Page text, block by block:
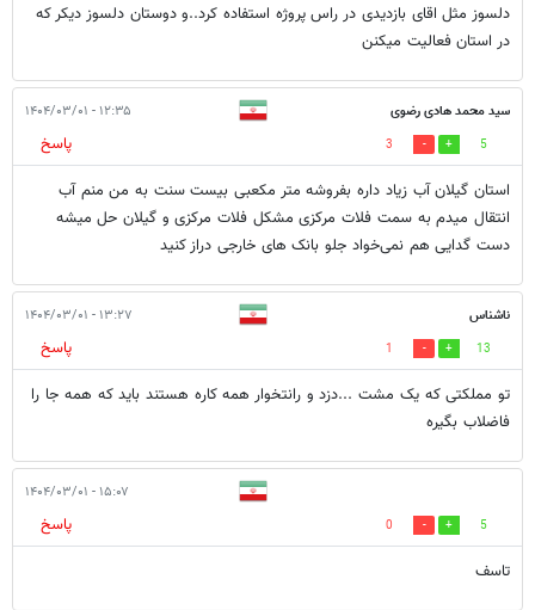
دلسوز مثل اقای بازدیدی در راس پروژه استفاده کرد..و دوستان دلسوز دیکر که
در استان فعالیت میکنن
سید محمد هادی رضوی ۱۲:۳۵ - ۱۴۰۴/۰۳/۰۱
5
3
پاسخ
استان گیلان آب زیاد داره بفروشه متر مکعبی بیست سنت به من منم آب
انتقال میدم به سمت فلات مرکزی مشکل فلات مرکزی و گیلان حل میشه
‌دست گدایی هم نمی‌خواد جلو بانک های خارجی دراز کنید
ناشناس ۱۳:۲۷ - ۱۴۰۴/۰۳/۰۱
13
1
پاسخ
تو مملکتی که یک مشت ...دزد و رانتخوار همه کاره هستند باید که همه جا را
فاضلاب بگیره
۱۵:۰۷ - ۱۴۰۴/۰۳/۰۱
5
0
پاسخ
تاسف